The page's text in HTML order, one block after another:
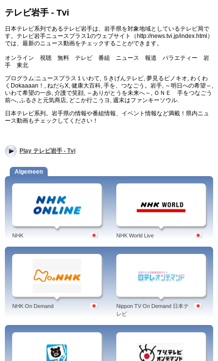
テレビ岩手 - Tvi
日本テレビ系列であるテレビ岩手は、岩手県を対象地域としているテレビ局で
す。テレビ岩手ニュースプラス1のウェブサイト（http://news.tvi.jp/index.html）
では、最新のニュース動画をチェックすることができます。
オンライン 視聴 無料 テレビ 番組 ニュース 報道 バラエティー 岩
手 東北
プログラム:ニュースプラス１いわて, ５きげんテレビ, 夢見るピノキオ, わくわ
くDokaaaan！, ねだらX, 健康大百科, 手を、つなごう。岩手, ～明日への希望～,
いわて希望の一歩, 介護で笑顔, ～ありがとうを未来へ～, ＯＮＥ 手をつなごう
前へ, ふるさと元気商店, どこか行こうヨ, 週末はファンキーソウル.
日本テレビ系列。岩手県の情報や番組情報、イベント情報など満載！県内ニュ
ース動画もチェックしてください！
Play テレビ岩手 - Tvi
Algemeen
NHK NHK World Live
NHK On Demand
Nippon TV On Demand 日本テ
レビ